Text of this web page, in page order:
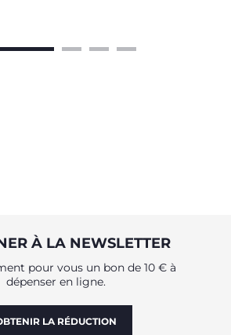
À LA NEWSLETTER
pour vous un bon de 10 € à
dépenser en ligne.
LA RÉDUCTION